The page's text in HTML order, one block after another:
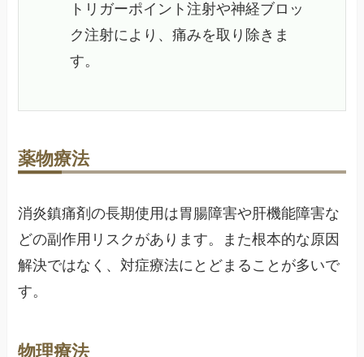
トリガーポイント注射や神経ブロッ
ク注射により、痛みを取り除きま
す。
薬物療法
消炎鎮痛剤の長期使用は胃腸障害や肝機能障害な
どの副作用リスクがあります。また根本的な原因
解決ではなく、対症療法にとどまることが多いで
す。
物理療法